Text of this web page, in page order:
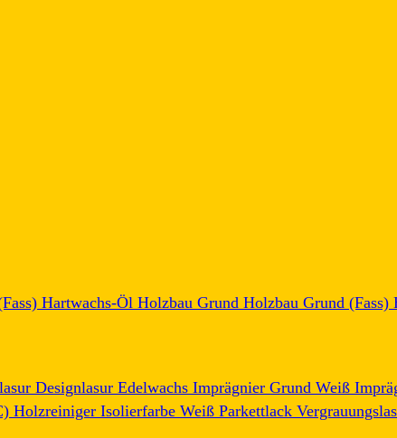
Hartwachs-Öl Holzbau Grund Holzbau Grund (Fass)
Designlasur Edelwachs Imprägnier Grund Weiß
Holzreiniger Isolierfarbe Weiß Parkettlack